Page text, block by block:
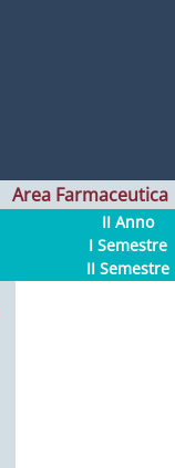
Area Farmaceutica
II Anno
I Semestre
II Semestre